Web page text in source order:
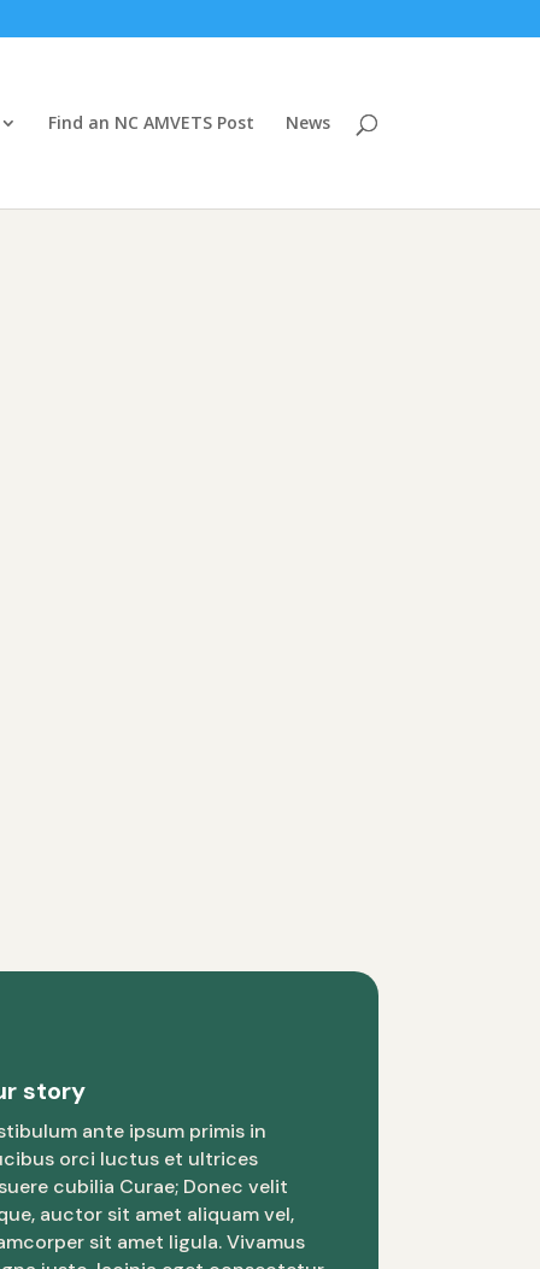
Find an NC AMVETS Post News
story
ante ipsum primis in
orci luctus et ultrices
cubilia Curae; Donec velit
auctor sit amet aliquam vel,
sit amet ligula. Vivamus